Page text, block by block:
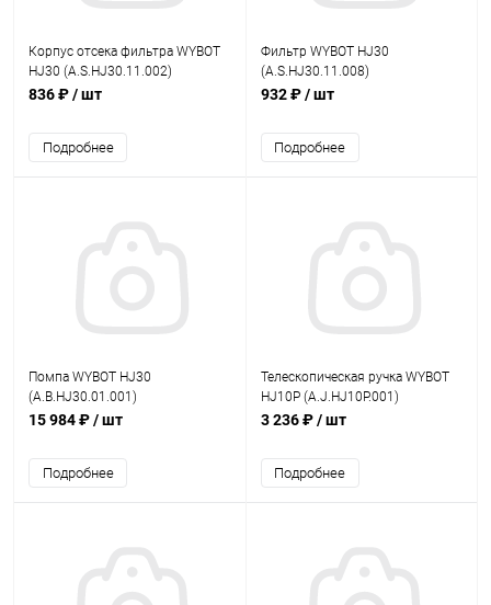
Корпус отсека фильтра WYBOT
HJ30 (A.S.HJ30.11.002)
836 ₽/ шт
Подробнее
Фильтр WYBOT HJ30
(A.S.HJ30.11.008)
932 ₽/ шт
Подробнее
Помпа WYBOT HJ30
(A.B.HJ30.01.001)
15 984 ₽/ шт
Подробнее
Телескопическая ручка WYBOT
HJ10P (A.J.HJ10P.001)
3 236 ₽/ шт
Подробнее